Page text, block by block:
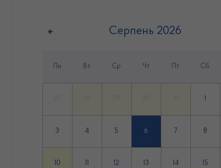
Серпень 2026
Пн Вт Ср Чт Пт Сб
1
3 4 5 6 7 8
10 11 12 13 14 15